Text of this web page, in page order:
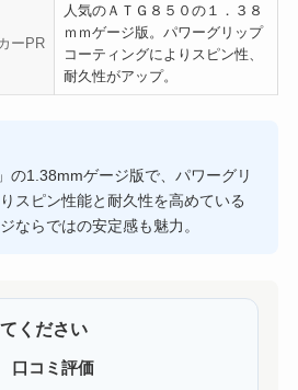
ーPR
人気のＡＴＧ８５０の１．３８
ｍｍゲージ版。パワーグリップ
コーティングによりスピン性、
耐久性がアップ。
の1.38mmゲージ版で、パワーグリ
スピン性能と耐久性を高めている
ならではの安定感も魅力。
ください
口コミ評価